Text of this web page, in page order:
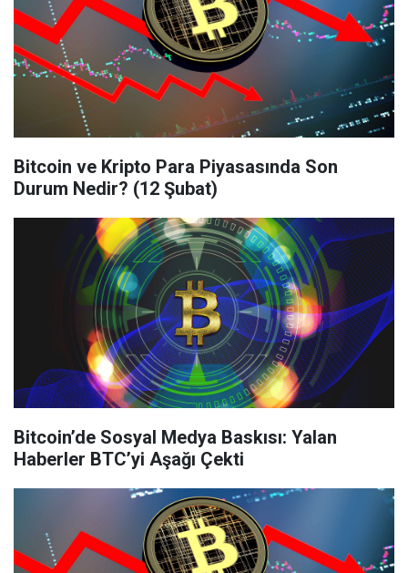
Bitcoin ve Kripto Para Piyasasında Son
Durum Nedir? (12 Şubat)
Bitcoin’de Sosyal Medya Baskısı: Yalan
Haberler BTC’yi Aşağı Çekti